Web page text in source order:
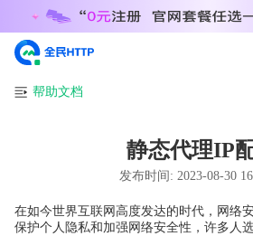
帮助文档
静态代理IP
发布时间: 2023-08-30
在如今世界互联网高度发达的时代，网络
保护个人隐私和加强网络安全性，许多人